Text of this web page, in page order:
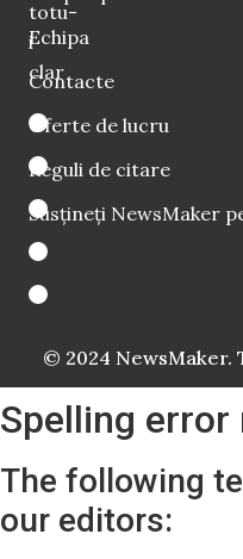
totu-
i
clar
Echipa
Contacte
Oferte de lucru
Reguli de citare
Susțineți NewsMaker
© 2024 NewsMaker.
Spelling
The following
our editors: